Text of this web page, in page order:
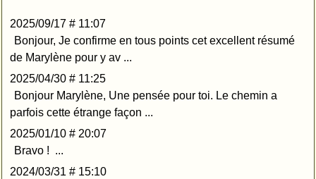
2025/09/17 # 11:07
Bonjour, Je confirme en tous points cet excellent résumé
de Marylène pour y av ...
2025/04/30 # 11:25
Bonjour Marylène, Une pensée pour toi. Le chemin a
parfois cette étrange façon ...
2025/01/10 # 20:07
Bravo ! ...
2024/03/31 # 15:10